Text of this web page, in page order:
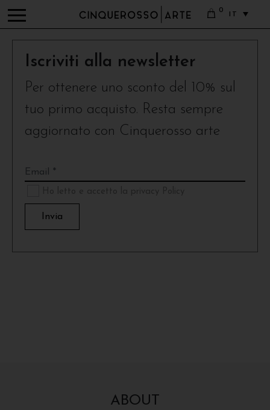
0
IT
Iscriviti alla newsletter
Per ottenere uno sconto del 10% sul
tuo primo acquisto. Resta sempre
aggiornato con Cinquerosso arte
ABOUT